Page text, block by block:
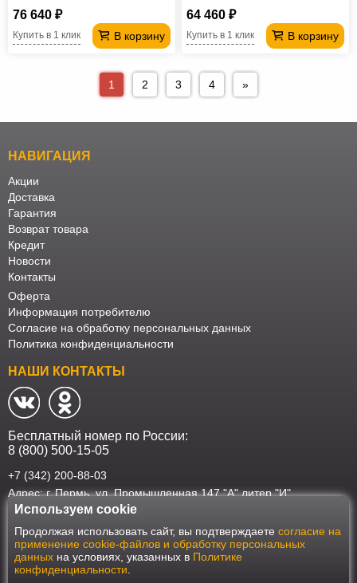
76 640 ₽
В корзину
Купить в 1 клик
64 460 ₽
В корзину
Купить в 1 клик
1 2 3 4 »
НАВИГАЦИЯ
Акции
Доставка
Гарантия
Возврат товара
Кредит
Новости
Контакты
Оферта
Информация потребителю
Согласие на обработку персональных данных
Политика конфиденциальности
НАШИ КОНТАКТЫ
Бесплатный номер по России:
8 (800) 500-15-05
+7 (342) 200-88-03
Адрес: г. Пермь, ул. Промышленная 147 "А" литер "И"
Наш интернет-магазин работает в соответствии с требованиями
Федерального закона от 27 июля 2006 года №152-ФЗ "О персональных
данных". Оформить заказ на сайте Мебеласка возможно только при
наличии согласия на обработку Ваших персональных данных. Для
улучшения работы сайта и его взаимодействия с пользователями мы
Используем cookie
Продолжая использовать сайт, вы подтверждаете согласие на
применение cookie-файлов и обработку персональных
данных на условиях, указанных в Политике
конфиденциальности